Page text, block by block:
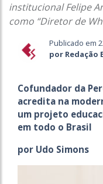
institucional Felipe
como “Diretor de
Publicado em
por Redação
Cofundador da
acredita na
um projeto
em todo o Brasil
por Udo Simons